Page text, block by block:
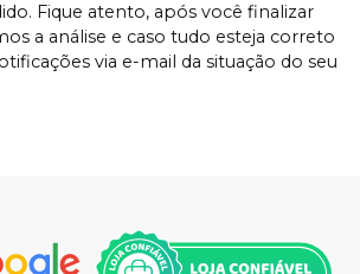
Fique atento, após você finalizar
a análise e caso tudo esteja correto
via e-mail da situação do seu